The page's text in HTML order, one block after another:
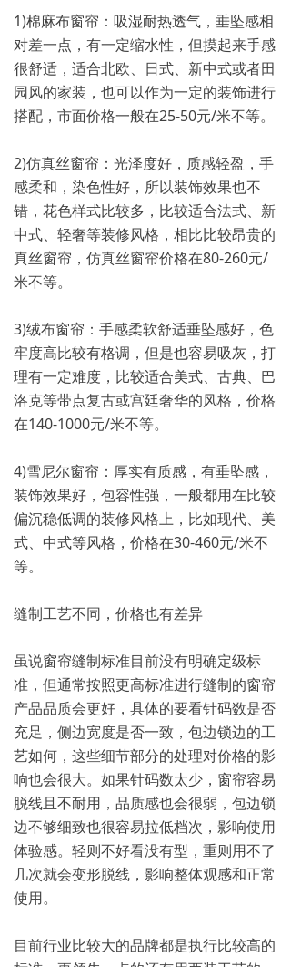
1)棉麻布窗帘：吸湿耐热透气，垂坠感相
对差一点，有一定缩水性，但摸起来手感
很舒适，适合北欧、日式、新中式或者田
园风的家装，也可以作为一定的装饰进行
搭配，市面价格一般在25-50元/米不等。
2)仿真丝窗帘：光泽度好，质感轻盈，手
感柔和，染色性好，所以装饰效果也不
错，花色样式比较多，比较适合法式、新
中式、轻奢等装修风格，相比比较昂贵的
真丝窗帘，仿真丝窗帘价格在80-260元/
米不等。
3)绒布窗帘：手感柔软舒适垂坠感好，色
牢度高比较有格调，但是也容易吸灰，打
理有一定难度，比较适合美式、古典、巴
洛克等带点复古或宫廷奢华的风格，价格
在140-1000元/米不等。
4)雪尼尔窗帘：厚实有质感，有垂坠感，
装饰效果好，包容性强，一般都用在比较
偏沉稳低调的装修风格上，比如现代、美
式、中式等风格，价格在30-460元/米不
等。
缝制工艺不同，价格也有差异
虽说窗帘缝制标准目前没有明确定级标
准，但通常按照更高标准进行缝制的窗帘
产品品质会更好，具体的要看针码数是否
充足，侧边宽度是否一致，包边锁边的工
艺如何，这些细节部分的处理对价格的影
响也会很大。如果针码数太少，窗帘容易
脱线且不耐用，品质感也会很弱，包边锁
边不够细致也很容易拉低档次，影响使用
体验感。轻则不好看没有型，重则用不了
几次就会变形脱线，影响整体观感和正常
使用。
目前行业比较大的品牌都是执行比较高的